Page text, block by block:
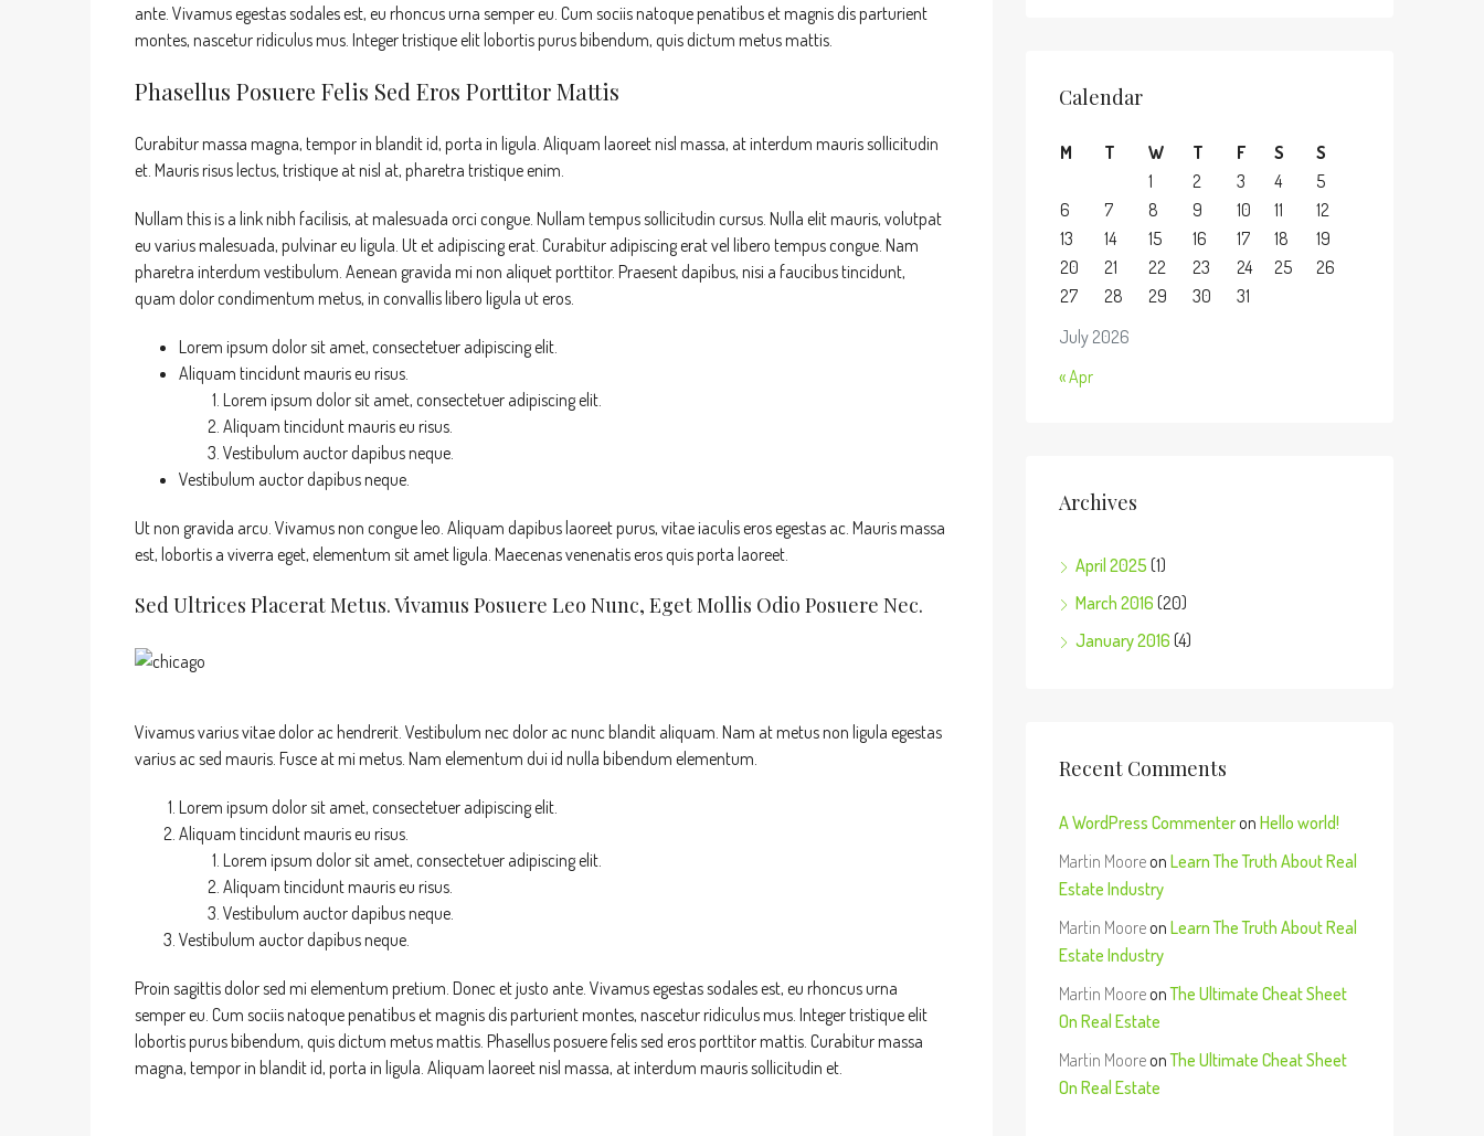
ante. Vivamus egestas sodales est, eu rhoncus urna semper eu. Cum sociis natoque penatibus et magnis dis parturient
montes, nascetur ridiculus mus. Integer tristique elit lobortis purus bibendum, quis dictum metus mattis.
Phasellus Posuere Felis Sed Eros Porttitor Mattis
Curabitur massa magna, tempor in blandit id, porta in ligula. Aliquam laoreet nisl massa, at interdum mauris sollicitudin
et. Mauris risus lectus, tristique at nisl at, pharetra tristique enim.
Nullam this is a link nibh facilisis, at malesuada orci congue. Nullam tempus sollicitudin cursus. Nulla elit mauris, volutpat
eu varius malesuada, pulvinar eu ligula. Ut et adipiscing erat. Curabitur adipiscing erat vel libero tempus congue. Nam
pharetra interdum vestibulum. Aenean gravida mi non aliquet porttitor. Praesent dapibus, nisi a faucibus tincidunt,
quam dolor condimentum metus, in convallis libero ligula ut eros.
Lorem ipsum dolor sit amet, consectetuer adipiscing elit.
Aliquam tincidunt mauris eu risus.
Lorem ipsum dolor sit amet, consectetuer adipiscing elit.
Aliquam tincidunt mauris eu risus.
Vestibulum auctor dapibus neque.
Vestibulum auctor dapibus neque.
Ut non gravida arcu. Vivamus non congue leo. Aliquam dapibus laoreet purus, vitae iaculis eros egestas ac. Mauris massa
est, lobortis a viverra eget, elementum sit amet ligula. Maecenas venenatis eros quis porta laoreet.
Sed Ultrices Placerat Metus. Vivamus Posuere Leo Nunc, Eget Mollis Odio Posuere Nec.
Vivamus varius vitae dolor ac hendrerit. Vestibulum nec dolor ac nunc blandit aliquam. Nam at metus non ligula egestas
varius ac sed mauris. Fusce at mi metus. Nam elementum dui id nulla bibendum elementum.
Lorem ipsum dolor sit amet, consectetuer adipiscing elit.
Aliquam tincidunt mauris eu risus.
Lorem ipsum dolor sit amet, consectetuer adipiscing elit.
Aliquam tincidunt mauris eu risus.
Vestibulum auctor dapibus neque.
Vestibulum auctor dapibus neque.
Proin sagittis dolor sed mi elementum pretium. Donec et justo ante. Vivamus egestas sodales est, eu rhoncus urna
semper eu. Cum sociis natoque penatibus et magnis dis parturient montes, nascetur ridiculus mus. Integer tristique elit
lobortis purus bibendum, quis dictum metus mattis. Phasellus posuere felis sed eros porttitor mattis. Curabitur massa
magna, tempor in blandit id, porta in ligula. Aliquam laoreet nisl massa, at interdum mauris sollicitudin et.
Calendar
July 2026
M T W T F S
S
1
2 3 4
5
6
7 8 9 10 11
12
13
14 15 16 17 18
19
20
21 22 23 24 25
26
27
28 29 30 31
« Apr
Archives
April 2025 (1)
March 2016 (20)
January 2016 (4)
Recent Comments
A WordPress Commenteron Hello world!
Martin Mooreon Learn The Truth About Real
Estate Industry
Martin Mooreon Learn The Truth About Real
Estate Industry
Martin MooreonThe Ultimate Cheat Sheet
On Real Estate
Martin MooreonThe Ultimate Cheat Sheet
On Real Estate